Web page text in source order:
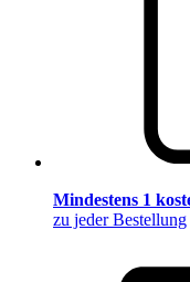
Mindestens 1
zu jeder Bestellung